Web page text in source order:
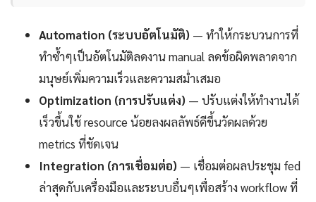
Automation (ระบบอัตโนมัติ) — ทำให้กระบวนการที่
ทำซ้ำๆเป็นอัตโนมัติลดงาน manual ลดข้อผิดพลาดจาก
มนุษย์เพิ่มความเร็วและความสม่ำเสมอ
Optimization (การปรับแต่ง) — ปรับแต่งให้ทำงานได้
เร็วขึ้นใช้ resource น้อยลงผลลัพธ์ดีขึ้นวัดผลด้วย
metrics ที่ชัดเจน
Integration (การเชื่อมต่อ) — เชื่อมต่อผลประชุม fed
ล่าสุดกับเครื่องมือและระบบอื่นๆเพื่อสร้าง workflow ที่